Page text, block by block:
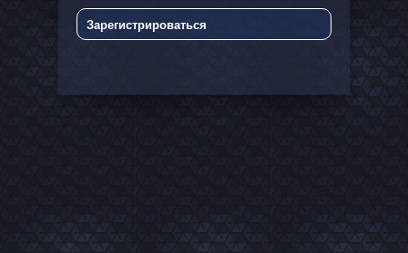
Зарегистрироваться